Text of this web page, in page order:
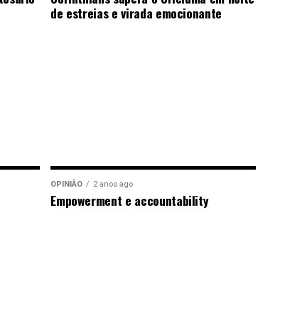
de estreias e virada emocionante
OPINIÃO 2 anos ago
Empowerment e accountability